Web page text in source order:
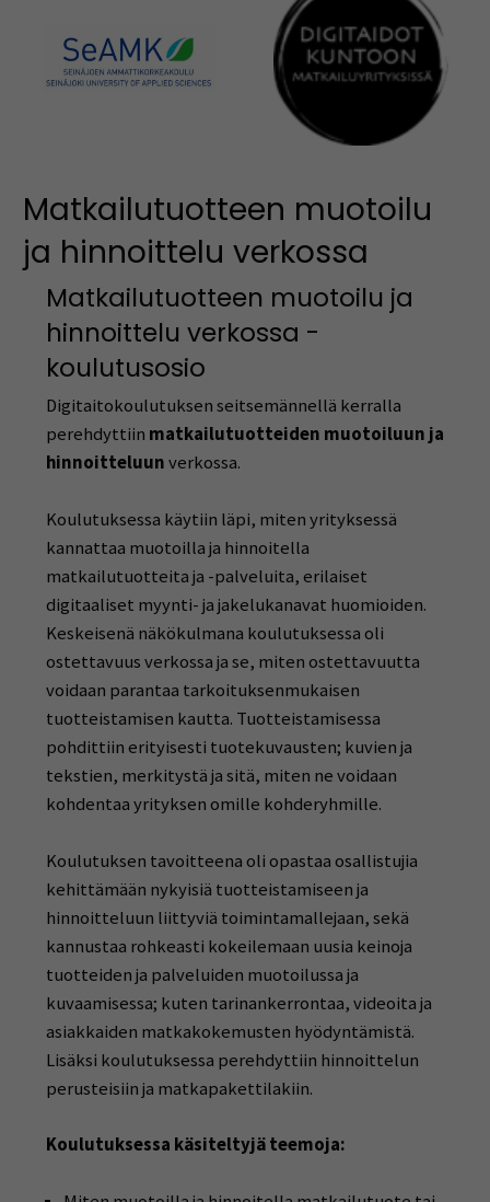
Matkailutuotteen muotoilu
ja hinnoittelu verkossa
Matkailutuotteen muotoilu ja
hinnoittelu verkossa -
koulutusosio
Digitaitokoulutuksen seitsemännellä kerralla
perehdyttiin matkailutuotteiden muotoiluun ja
hinnoitteluunverkossa.
Koulutuksessa käytiin läpi, miten yrityksessä
kannattaa muotoilla ja hinnoitella
matkailutuotteita ja -palveluita, erilaiset
digitaaliset myynti- ja jakelukanavat huomioiden.
Keskeisenä näkökulmana koulutuksessa oli
ostettavuus verkossa ja se, miten ostettavuutta
voidaan parantaa tarkoituksenmukaisen
tuotteistamisen kautta. Tuotteistamisessa
pohdittiin erityisesti tuotekuvausten; kuvien ja
tekstien, merkitystä ja sitä, miten ne voidaan
kohdentaa yrityksen omille kohderyhmille.
Koulutuksen tavoitteena oli opastaa osallistujia
kehittämään nykyisiä tuotteistamiseen ja
hinnoitteluun liittyviä toimintamallejaan, sekä
kannustaa rohkeasti kokeilemaan uusia keinoja
tuotteiden ja palveluiden muotoilussa ja
kuvaamisessa; kuten tarinankerrontaa, videoita ja
asiakkaiden matkakokemusten hyödyntämistä.
Lisäksi koulutuksessa perehdyttiin hinnoittelun
perusteisiin ja matkapakettilakiin.
Koulutuksessa käsiteltyjä teemoja: